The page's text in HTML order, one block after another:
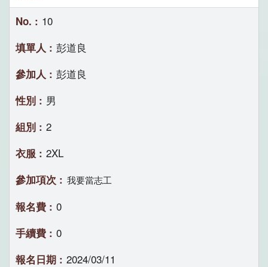
10
彭道良
彭道良
男
2
2XL
我要當志工
0
0
2024/03/11